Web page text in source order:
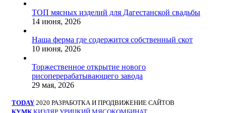
ТОП мясных изделий для Дагестанской свадьбы
14 июня, 2026
Наша ферма где содержится собственный скот
10 июня, 2026
Торжественное открытие нового
рисоперерабатывающего завода
29 мая, 2026
TODAY 2020 РАЗРАБОТКА И ПРОДВИЖЕНИЕ САЙТОВ